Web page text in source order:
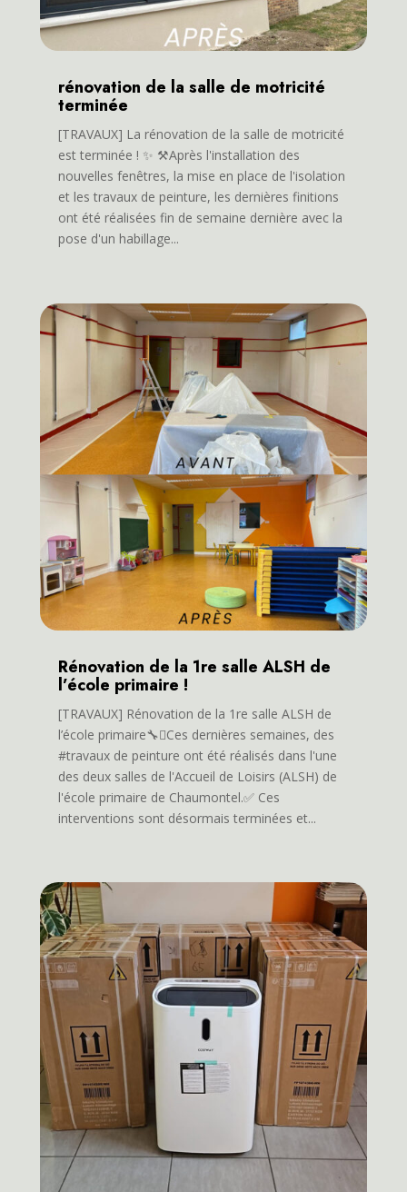
rénovation de la salle de motricité
terminée
[TRAVAUX] La rénovation de la salle de motricité
est terminée ! ✨ ⚒️Après l'installation des
nouvelles fenêtres, la mise en place de l'isolation
et les travaux de peinture, les dernières finitions
ont été réalisées fin de semaine dernière avec la
pose d'un habillage...
Rénovation de la 1re salle ALSH de
l’école primaire !
[TRAVAUX] Rénovation de la 1re salle ALSH de
l’école primaire🔧🫟Ces dernières semaines, des
#travaux de peinture ont été réalisés dans l'une
des deux salles de l'Accueil de Loisirs (ALSH) de
l'école primaire de Chaumontel.✅ Ces
interventions sont désormais terminées et...